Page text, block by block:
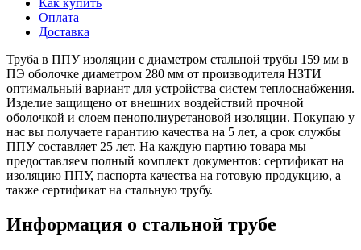
Оплата
Доставка
Труба в ППУ изоляции с диаметром стальной трубы 159 мм в
ПЭ оболочке диаметром 280 мм от производителя НЗТИ
оптимальный вариант для устройства систем теплоснабжения.
Изделие защищено от внешних воздействий прочной
оболочкой и слоем пенополиуретановой изоляции. Покупаю у
нас вы получаете гарантию качества на 5 лет, а срок службы
ППУ составляет 25 лет. На каждую партию товара мы
предоставляем полный комплект документов: сертификат на
изоляцию ППУ, паспорта качества на готовую продукцию, а
также сертификат на стальную трубу.
Информация о стальной трубе